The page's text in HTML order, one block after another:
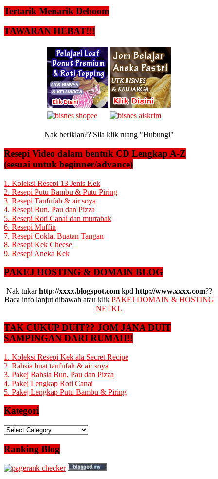
Tertarik Menarik Deboom
TAWARAN HEBAT!!!
Nak beriklan?? Sila klik ruang "Hubungi"
Resepi Video dalam bentuk CD Lengkap A-Z
(sesuai untuk beginner/advance)
1. Koleksi Resepi 13 Jenis Kek
2. Resepi Putu Bambu & Putu Piring
3. Resepi Taufufah & air soya
4. Resepi Bun, Pau dan Pizza
5. Resepi Roti Canai dan murtabak
6. Resepi Muffin
7. Resepi Coklat Buatan Tangan
8. Resepi Kek Cheese
9. Resepi Aneka Kek
PAKEJ HOSTING & DOMAIN BLOG
Nak tukarhttp://xxxx.blogspot.comkpd http://www.xxxx.com??
Baca info lanjut dibawah atau klik PAKEJ DOMAIN & HOSTING
NETKL
TAK CUKUP DUIT?? JOM JANA DUIT
SAMPINGAN DARI RUMAH!!
1. Koleksi Resepi Kek ala Secret Recipe
2. Rahsia buat taufufah & air soya
3. Pakej Rahsia Bun, Pau dan Pizza
4. Pakej Lengkap Roti Canai
5. Pakej Lengkap Putu Bambu & Piring
Kategori
Kategori
Ranking Blog